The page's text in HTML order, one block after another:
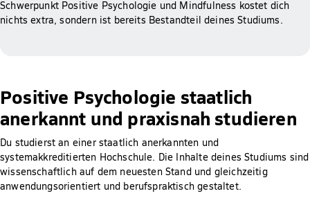
Schwerpunkt Positive Psychologie und Mindfulness kostet dich
nichts extra, sondern ist bereits Bestandteil deines Studiums.
Positive Psychologie staatlich
anerkannt und praxisnah studieren
Du studierst an einer staatlich anerkannten und
systemakkreditierten Hochschule. Die Inhalte deines Studiums sind
wissenschaftlich auf dem neuesten Stand und gleichzeitig
anwendungsorientiert und berufspraktisch gestaltet.